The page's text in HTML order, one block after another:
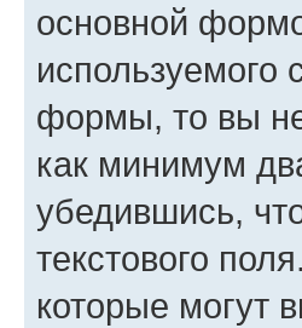
основной
используемого
формы, то вы
как минимум
убедившись,
текстового
которые могут